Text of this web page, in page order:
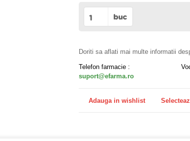
buc
Doriti sa aflati mai multe informatii
Telefon farmacie :
suport@efarma.ro
Adauga in wishlist